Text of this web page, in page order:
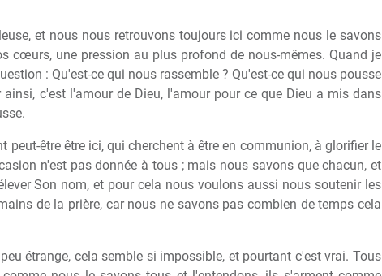
et nous nous retrouvons toujours ici comme nous le savons
cœurs, une pression au plus profond de nous-mêmes. Quand je
: Qu'est-ce qui nous rassemble ? Qu'est-ce qui nous pousse
c'est l'amour de Dieu, l'amour pour ce que Dieu a mis dans
être être ici, qui cherchent à être en communion, à glorifier le
n'est pas donnée à tous ; mais nous savons que chacun, et
Son nom, et pour cela nous voulons aussi nous soutenir les
de la prière, car nous ne savons pas combien de temps cela
étrange, cela semble si impossible, et pourtant c'est vrai. Tous